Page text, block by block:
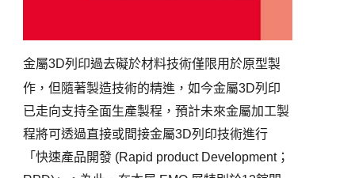
金屬3D列印過去礙於材料技術僅限用於原型製
作，但隨著製造技術的精進，如今金屬3D列印
已走向支持全面生產製程，預計未來金屬加工製
程將可透過直接或間接金屬3D列印技術進行
「快速產品開發 (Rapid product Development；